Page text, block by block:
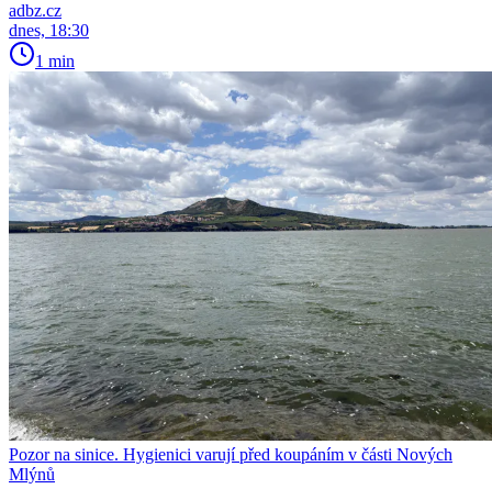
adbz.cz
dnes, 18:30
1 min
Pozor na sinice. Hygienici varují před koupáním v části Nových
Mlýnů